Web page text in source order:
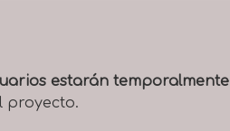
estarán temporalmente
proyecto.